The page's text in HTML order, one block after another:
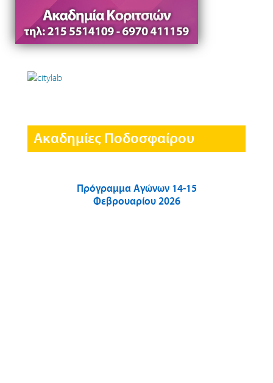
Ακαδημίες Ποδοσφαίρου
Πρόγραμμα Αγώνων 14-15
Φεβρουαρίου 2026